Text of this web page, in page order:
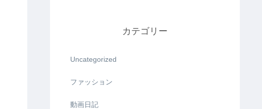
カテゴリー
Uncategorized
ファッション
動画日記